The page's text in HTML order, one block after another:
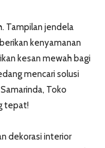
Tampilan jendela
kenyamanan
kesan mewah bagi
mencari solusi
Toko
tepat!
dekorasi interior